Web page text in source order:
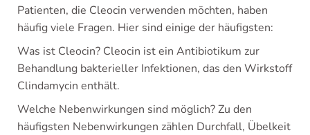
Patienten, die Cleocin verwenden möchten, haben
häufig viele Fragen. Hier sind einige der häufigsten:
Was ist Cleocin? Cleocin ist ein Antibiotikum zur
Behandlung bakterieller Infektionen, das den Wirkstoff
Clindamycin enthält.
Welche Nebenwirkungen sind möglich? Zu den
häufigsten Nebenwirkungen zählen Durchfall, Übelkeit